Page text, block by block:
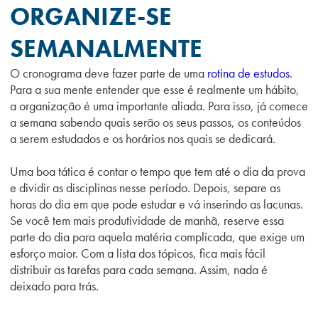
ORGANIZE-SE
SEMANALMENTE
O cronograma deve fazer parte de uma rotina de estudos.
Para a sua mente entender que esse é realmente um hábito,
a organização é uma importante aliada. Para isso, já comece
a semana sabendo quais serão os seus passos, os conteúdos
a serem estudados e os horários nos quais se dedicará.
Uma boa tática é contar o tempo que tem até o dia da prova
e dividir as disciplinas nesse período. Depois, separe as
horas do dia em que pode estudar e vá inserindo as lacunas.
Se você tem mais produtividade de manhã, reserve essa
parte do dia para aquela matéria complicada, que exige um
esforço maior. Com a lista dos tópicos, fica mais fácil
distribuir as tarefas para cada semana. Assim, nada é
deixado para trás.